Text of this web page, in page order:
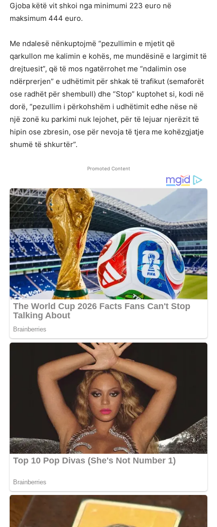
Gjoba këtë vit shkoi nga minimumi 223 euro në
maksimum 444 euro.
Me ndalesë nënkuptojmë “pezullimin e mjetit që
qarkullon me kalimin e kohës, me mundësinë e largimit të
drejtuesit”, që të mos ngatërrohet me “ndalimin ose
ndërprerjen” e udhëtimit për shkak të trafikut (semaforët
ose radhët për shembull) dhe “Stop” kuptohet si, kodi në
dorë, “pezullim i përkohshëm i udhëtimit edhe nëse në
një zonë ku parkimi nuk lejohet, për të lejuar njerëzit të
hipin ose zbresin, ose për nevoja të tjera me kohëzgjatje
shumë të shkurtër”.
Promoted Content